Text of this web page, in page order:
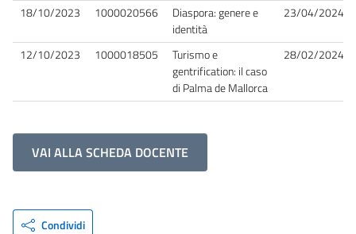
18/10/2023
1000020566
Diaspora: genere e
identità
23/04/2024
12/10/2023 1000018505
Turismo e
gentrification: il caso
di Palma de Mallorca
28/02/2024
VAI ALLA SCHEDA DOCENTE
Condividi